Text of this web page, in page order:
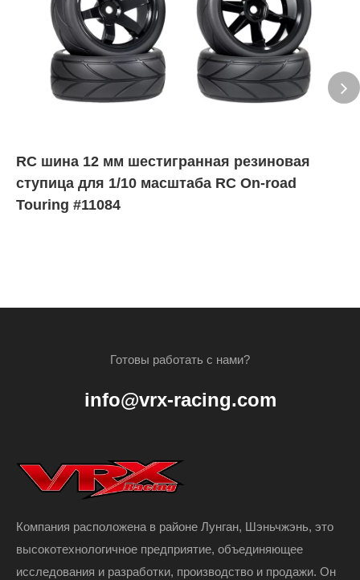
RC шина 12 мм шестигранная резиновая
ступица для 1/10 масштаба RC On-road
Touring #11084
Готовы работать с нами?
info@vrx-racing.com
Компания расположена в районе Лунган, Шэньчжэнь, это
высокотехнологичное предприятие, объединяющее
исследования и разработки, производство и продажи. Он